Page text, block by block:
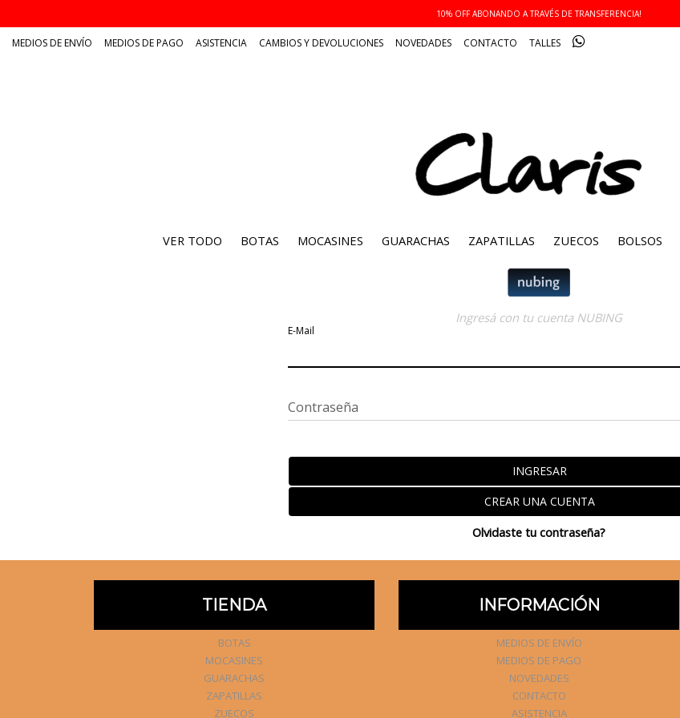
10% OFF ABONANDO A TRAVÉS DE TRANSFERENCIA!
MEDIOS DE ENVÍO MEDIOS DE PAGO ASISTENCIA CAMBIOS Y DEVOLUCIONES NOVEDADES CONTACTO TALLES
VER TODO BOTAS MOCASINES GUARACHAS ZAPATILLAS ZUECOS BOLSOS
Ingresá con tu cuenta NUBING
E-Mail
Contraseña
INGRESAR
CREAR UNA CUENTA
Olvidaste tu contraseña?
TIENDA
BOTAS
MOCASINES
GUARACHAS
ZAPATILLAS
ZUECOS
INFORMACIÓN
MEDIOS DE ENVÍO
MEDIOS DE PAGO
NOVEDADES
CONTACTO
ASISTENCIA